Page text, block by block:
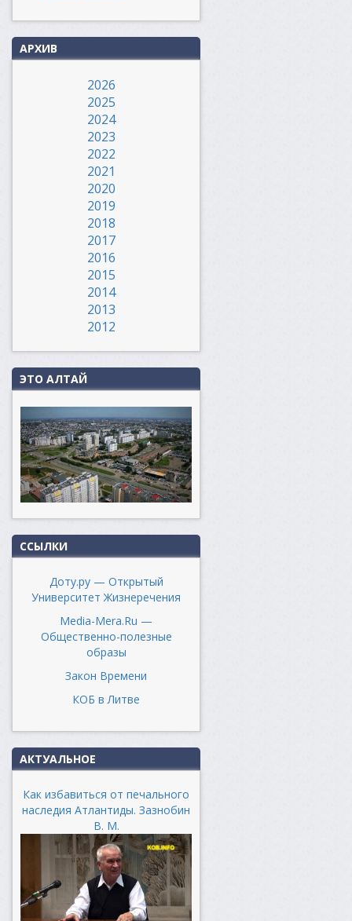
АРХИВ
2026
2025
2024
2023
2022
2021
2020
2019
2018
2017
2016
2015
2014
2013
2012
ЭТО АЛТАЙ
ССЫЛКИ
Доту.ру — Открытый
Университет Жизнеречения
Media-Mera.Ru —
Общественно-полезные
образы
Закон Времени
КОБ в Литве
АКТУАЛЬНОЕ
Как избавиться от печального
наследия Атлантиды. Зазнобин
В. М.